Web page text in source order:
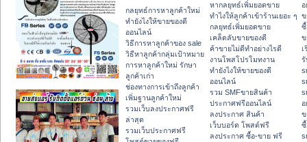
กลยุทธ์การหาลูกค้าใหม่
ทํายังไงให้ขายของดี
ออนไลน์
วิธีการหาลูกค้าของ sale
วิธีหาลูกค้ากลุ่มเป้าหมาย
การหาลูกค้าใหม่ รักษา
ลูกค้าเก่า
ช่องทางการเข้าถึงลูกค้า
เพิ่มฐานลูกค้าใหม่
รวมเว็บลงประกาศฟรี
ล่าสุด
รวมเว็บประกาศฟรี
หากลยุทธ์เพิ่มยอดขาย
ทําไงให้ลูกค้าเข้าร้านเยอะ ๆ
กลยุทธ์เพิ่มยอดขาย
เคล็ดลับขายของดี
ค้าขายไม่ดีทำอย่างไรดี
งานโพสโปรโมทงาน
ทํายังไงให้ขายของดี
ออนไลน์
รวม SMFขายสินค้า
ประกาศฟรีออนไลน์
ลงประกาศ สินค้า
เว็บบอร์ด โพสต์ฟรี
ลงประกาศ ซื้อ-ขาย ฟรี
ข
เ
รั
ข